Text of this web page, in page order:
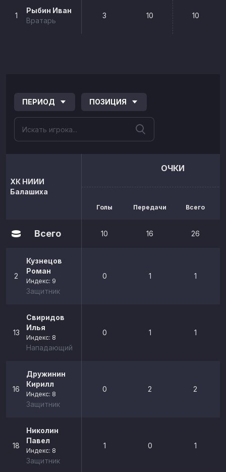
1
Рыбин Иван
Вратарь
3 10 10
ПЕРИОД ПОЗИЦИЯ
ХК НИИИ
Балашиха
ОЧКИ
Голы Передачи Всего
Всего 10 16 26
2
Кузнецов
Роман
Индекс: 9
Защитник
0 1 1
13
Свиридов
Илья
Индекс: 8
Нападающий
0 1 1
16
Дружинин
Кирилл
Индекс: 8
Защитник
0 2 2
18
Николин
Павел
Индекс: 8
Защитник
1 0 1